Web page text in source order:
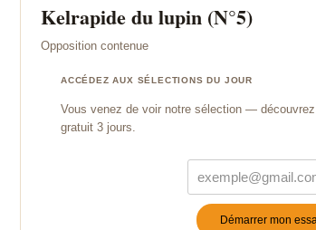
Kelrapide du lupin (N°5)
Opposition contenue
ACCÉDEZ AUX SÉLECTIONS DU JOUR
Vous venez de voir notre sélection —
gratuit 3 jours.
Démarrer mon